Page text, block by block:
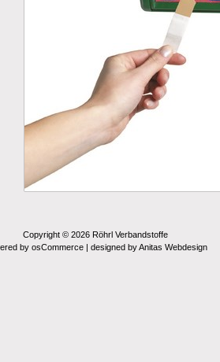
Copyright © 2026 Röhrl Verbandstoffe
by osCommerce | designed byAnitas Webdesign